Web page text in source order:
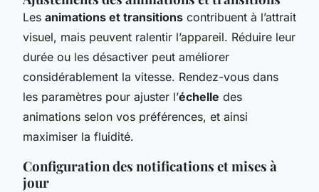
Les animations et transitions contribuent à l’attrait
visuel, mais peuvent ralentir l’appareil. Réduire leur
durée ou les désactiver peut améliorer
considérablement la vitesse. Rendez-vous dans
les paramètres pour ajuster l’échelle des
animations selon vos préférences, et ainsi
maximiser la fluidité.
Configuration des notifications et mises à
jour